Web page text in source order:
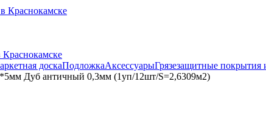
Краснокамске
доскаПодложкаАксессуарыГрязезащитные покрытия
Дуб античный 0,3мм (1уп/12шт/S=2,6309м2)